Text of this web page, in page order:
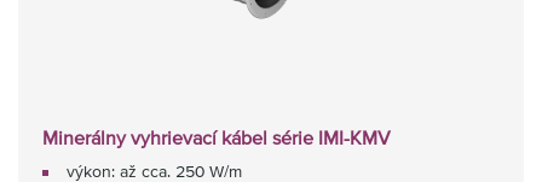
Minerálny vyhrievací kábel série IMI-KMV
výkon: až cca. 250 W/m